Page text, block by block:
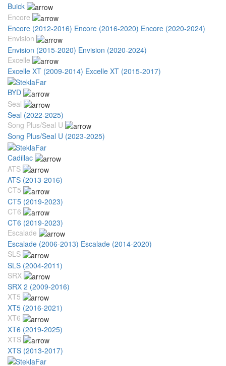
Buick
Encore
Encore (2012-2016) Encore (2016-2020) Encore (2020-2024)
Envision
Envision (2015-2020) Envision (2020-2024)
Excelle
Excelle XT (2009-2014) Excelle XT (2015-2017)
BYD
Seal
Seal (2022-2025)
Song Plus/Seal U
Song Plus/Seal U (2023-2025)
Cadillac
ATS
ATS (2013-2016)
CT5
CT5 (2019-2023)
CT6
CT6 (2019-2023)
Escalade
Escalade (2006-2013) Escalade (2014-2020)
SLS
SLS (2004-2011)
SRX
SRX 2 (2009-2016)
XT5
XT5 (2016-2021)
XT6
XT6 (2019-2025)
XTS
XTS (2013-2017)